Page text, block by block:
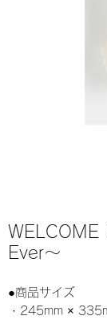
Ever～
●商品サイズ
・245mm ×